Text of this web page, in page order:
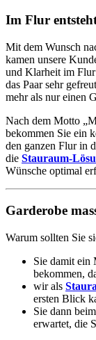
Im Flur
Mit dem Wunsch
kamen unsere
und Klarheit im Flur
das Paar sehr
mehr als nur einen
Nach dem Motto
bekommen Sie ein
den ganzen Flur in
die Stauraum-
Wünsche optimal
Garderobe
Warum sollten Sie
Sie damit ein
bekommen,
wir als
ersten Blick
Sie dann
erwartet, die